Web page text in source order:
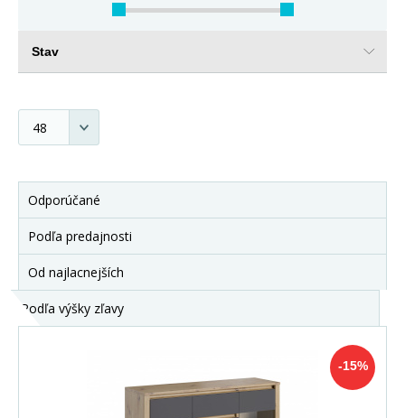
Stav
Odporúčané
Podľa predajnosti
Od najlacnejších
Podľa výšky zľavy
-15%